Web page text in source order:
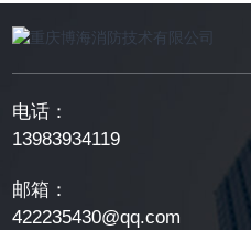
电话：
13983934119
邮箱：
422235430@qq.com